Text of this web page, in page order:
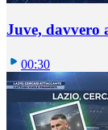
Juve, davvero
00:30